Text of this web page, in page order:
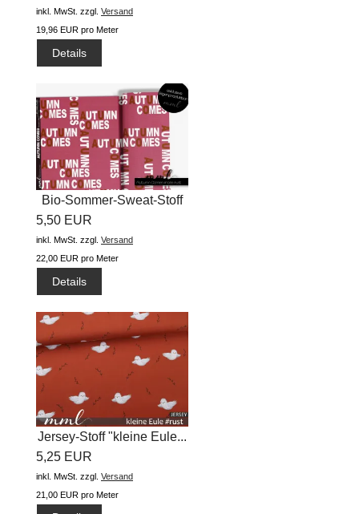
inkl. MwSt. zzgl. Versand
19,96 EUR pro Meter
Details
Bio-Sommer-Sweat-Stoff
"Autumn...
5,50 EUR
inkl. MwSt. zzgl. Versand
22,00 EUR pro Meter
Details
Jersey-Stoff "kleine Eule...
5,25 EUR
inkl. MwSt. zzgl. Versand
21,00 EUR pro Meter